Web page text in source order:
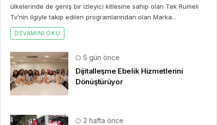
ülkelerinde de geniş bir izleyici kitlesine sahip olan Tek Rumeli
Tv’nin ilgiyle takip edilen programlarından olan Marka...
DEVAMINI OKU
5 gün önce
Dijitalleşme Ebelik Hizmetlerini
Dönüştürüyor
2 hafta önce